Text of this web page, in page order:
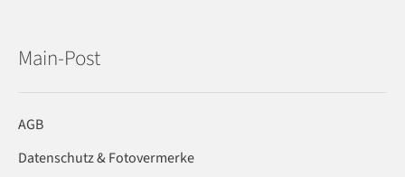
Main-Post
AGB
Datenschutz & Fotovermerke